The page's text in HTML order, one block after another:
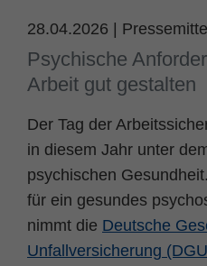
28.04.2026
Psychische
Arbeit gut gestalten
Der Tag der
in diesem Jahr unter
psychischen
für ein gesundes
nimmt die Deutsche
Unfallversicherung
Dieses
Cookie von
eines
geschützten
Name PHPSESSID
Anbieter php